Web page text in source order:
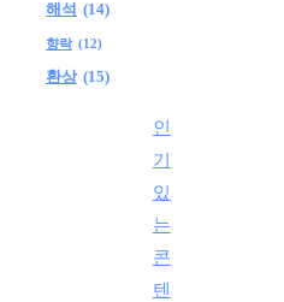
해석 (14)
향락 (12)
환상 (15)
인
기
있
는
콘
텐